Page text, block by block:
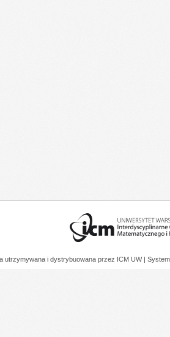
utrzymywana i dystrybuowana przez ICM UW |